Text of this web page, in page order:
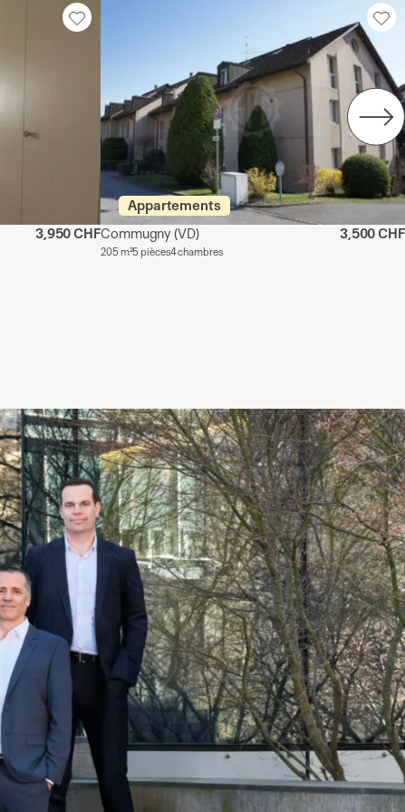
3,950 CHF
Appartements
Commugny (VD)
205 m²5 pièces4 chambres
3,500 CHF